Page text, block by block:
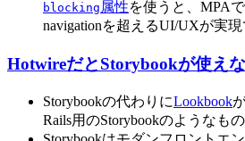
blocking 属性を使うと、MPA
navigationを超えるUI/UXが実現
HotwireだとStorybookが使え
Storybookの代わりにLookbook
Rails用のStorybookのようなもの